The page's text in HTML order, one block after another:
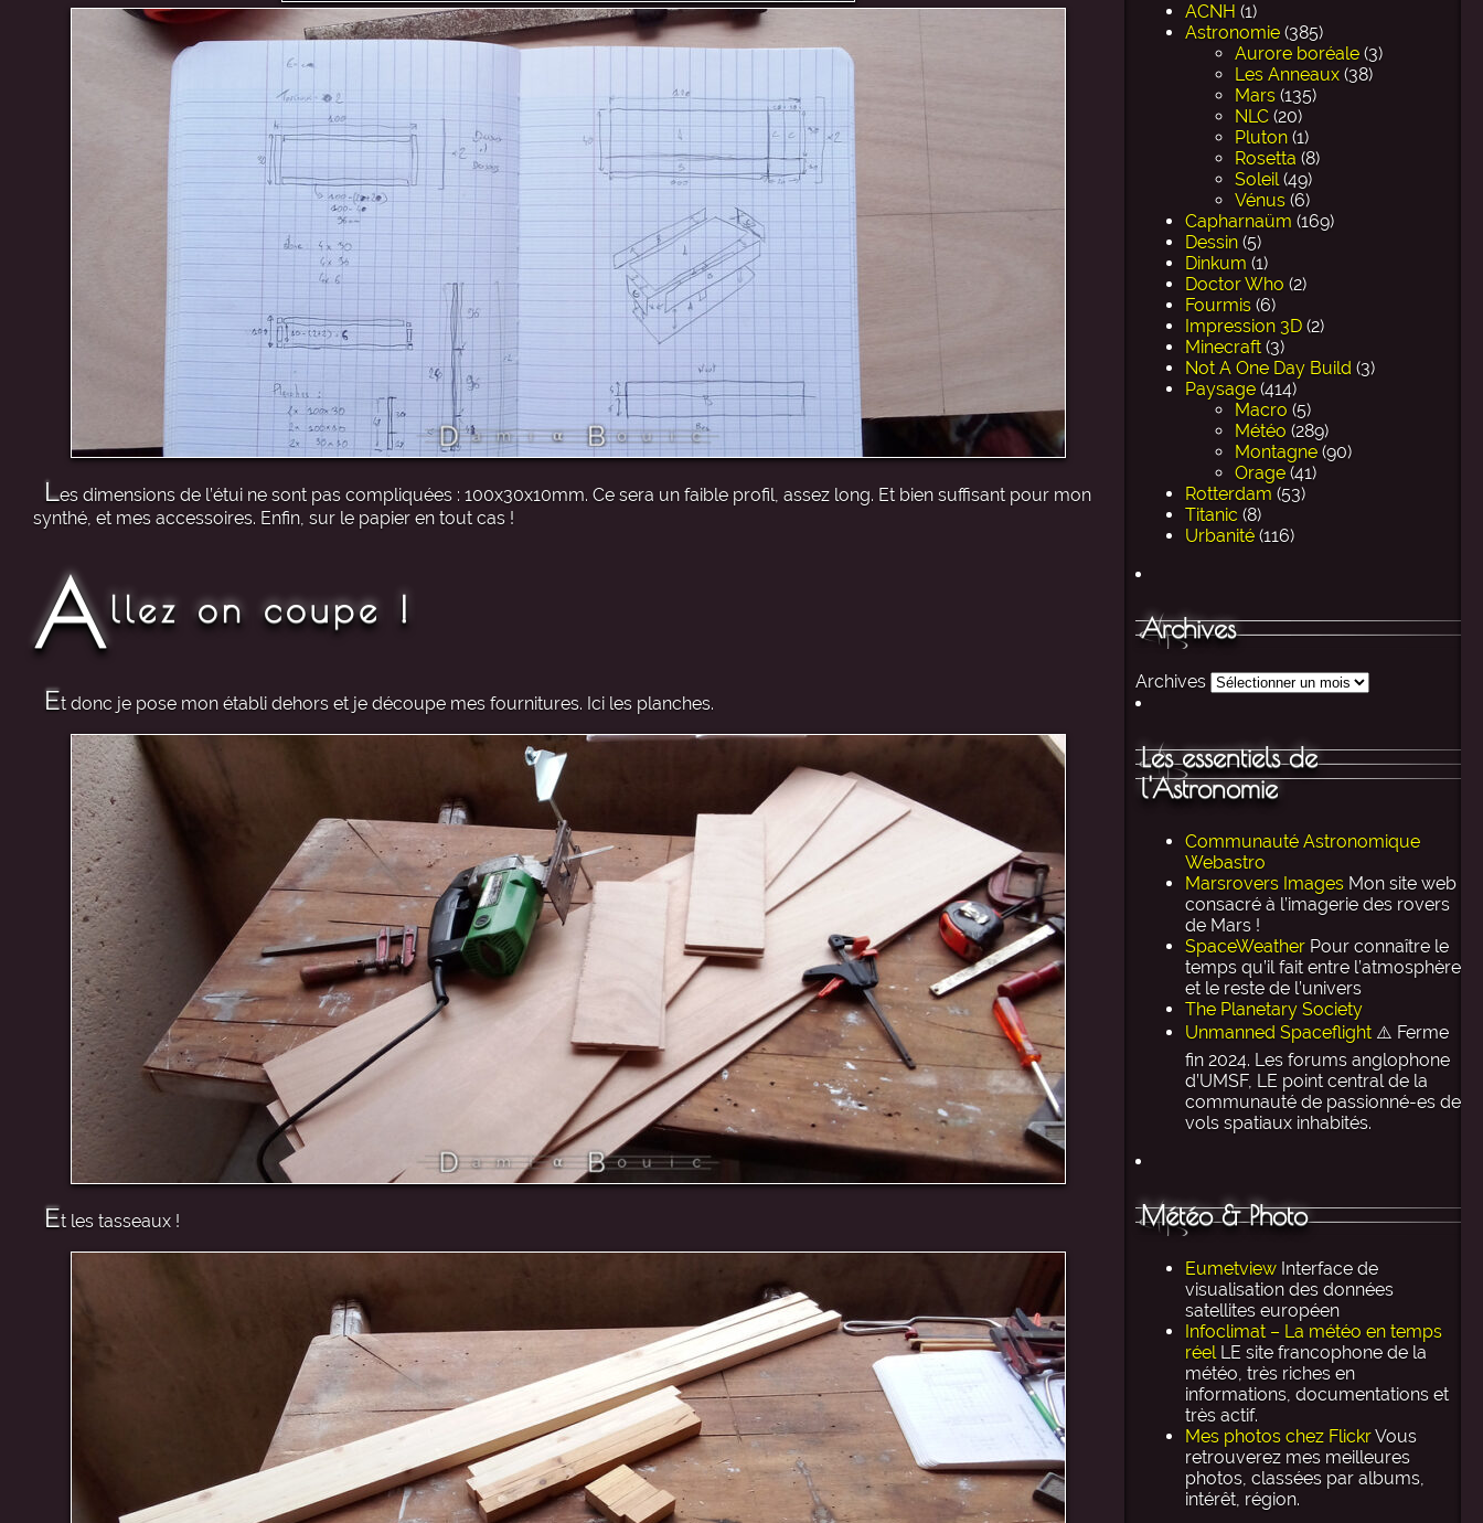
ACNH (1)
Astronomie (385)
Aurore boréale (3)
Les Anneaux (38)
Mars (135)
NLC (20)
Pluton (1)
Rosetta (8)
Soleil(49)
Vénus (6)
Capharnaüm (169)
Dessin (5)
Dinkum (1)
Doctor Who (2)
Fourmis (6)
Impression 3D (2)
Minecraft (3)
Not A One Day Build (3)
Paysage (414)
Macro (5)
Météo (289)
Montagne (90)
Orage (41)
Rotterdam (53)
Titanic (8)
Urbanité (116)
Archives
Archives
Les essentiels de
l'Astronomie
Communauté Astronomique
Webastro
Marsrovers Images Mon site web
consacré à l’imagerie des rovers
de Mars !
SpaceWeather Pour connaître le
temps qu’il fait entre l’atmosphère
et le reste de l’univers
The Planetary Society
Unmanned Spaceflight ⚠️ Ferme
fin 2024. Les forums anglophone
d’UMSF, LE point central de la
communauté de passionné-es de
vols spatiaux inhabités.
Météo & Photo
Eumetview Interface de
visualisation des données
satellites européen
Infoclimat – La météo en temps
réelLE site francophone de la
météo, très riches en
informations, documentations et
très actif.
Mes photos chez FlickrVous
retrouverez mes meilleures
photos, classées par albums,
intérêt, région.
Les dimensions de l’étui ne sont pas compliquées : 100x30x10mm. Ce sera un faible profil, assez long. Et bien suffisant pour mon
synthé, et mes accessoires. Enfin, sur le papier en tout cas !
Allez on coupe !
Et donc je pose mon établi dehors et je découpe mes fournitures. Ici les planches.
Et les tasseaux !